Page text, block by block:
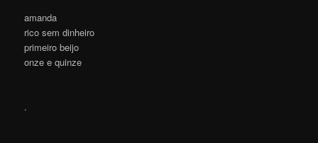
amanda
rico sem dinheiro
primeiro beijo
onze e quinze
.